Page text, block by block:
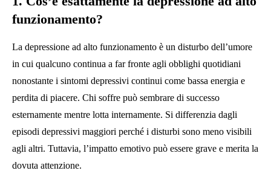
funzionamento?
La depressione ad alto funzionamento è un disturbo dell’umore
in cui qualcuno continua a far fronte agli obblighi quotidiani
nonostante i sintomi depressivi continui come bassa energia e
perdita di piacere. Chi soffre può sembrare di successo
esternamente mentre lotta internamente. Si differenzia dagli
episodi depressivi maggiori perché i disturbi sono meno visibili
agli altri. Tuttavia, l’impatto emotivo può essere grave e merita la
dovuta attenzione.